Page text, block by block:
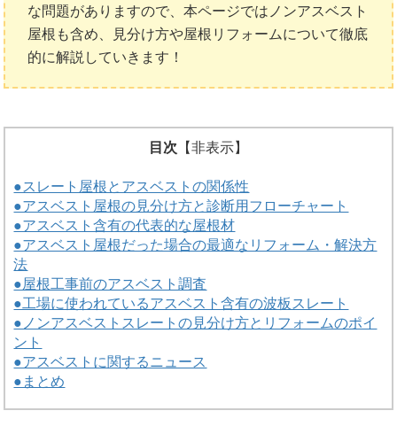
な問題がありますので、本ページではノンアスベスト
屋根も含め、見分け方や屋根リフォームについて徹底
的に解説していきます！
目次 【非表示】
●スレート屋根とアスベストの関係性
●アスベスト屋根の見分け方と診断用フローチャート
●アスベスト含有の代表的な屋根材
●アスベスト屋根だった場合の最適なリフォーム・解決方
法
●屋根工事前のアスベスト調査
●工場に使われているアスベスト含有の波板スレート
●ノンアスベストスレートの見分け方とリフォームのポイ
ント
●アスベストに関するニュース
●まとめ